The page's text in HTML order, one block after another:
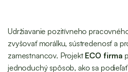
Udržiavanie pozitívneho
zvyšovať morálku, sústredenosť a
zamestnancov. Projekt ECO firma
jednoduchý spôsob, ako sa